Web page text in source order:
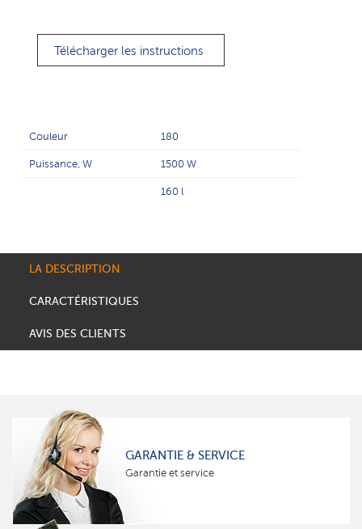
Télécharger les instructions
Couleur 180
Puissance, W 1500 W
160 l
LA DESCRIPTION
CARACTÉRISTIQUES
AVIS DES CLIENTS
GARANTIE & SERVICE
Garantie et service